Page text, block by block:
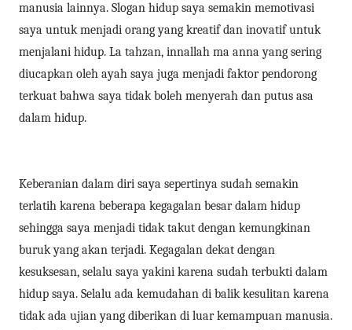
manusia lainnya. Slogan hidup saya semakin memotivasi
saya untuk menjadi orang yang kreatif dan inovatif untuk
menjalani hidup. La tahzan, innallah ma anna yang sering
diucapkan oleh ayah saya juga menjadi faktor pendorong
terkuat bahwa saya tidak boleh menyerah dan putus asa
dalam hidup.
Keberanian dalam diri saya sepertinya sudah semakin
terlatih karena beberapa kegagalan besar dalam hidup
sehingga saya menjadi tidak takut dengan kemungkinan
buruk yang akan terjadi. Kegagalan dekat dengan
kesuksesan, selalu saya yakini karena sudah terbukti dalam
hidup saya. Selalu ada kemudahan di balik kesulitan karena
tidak ada ujian yang diberikan di luar kemampuan manusia.